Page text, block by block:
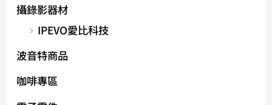
攝錄影器材
IPEVO愛比科技
波音特商品
咖啡專區